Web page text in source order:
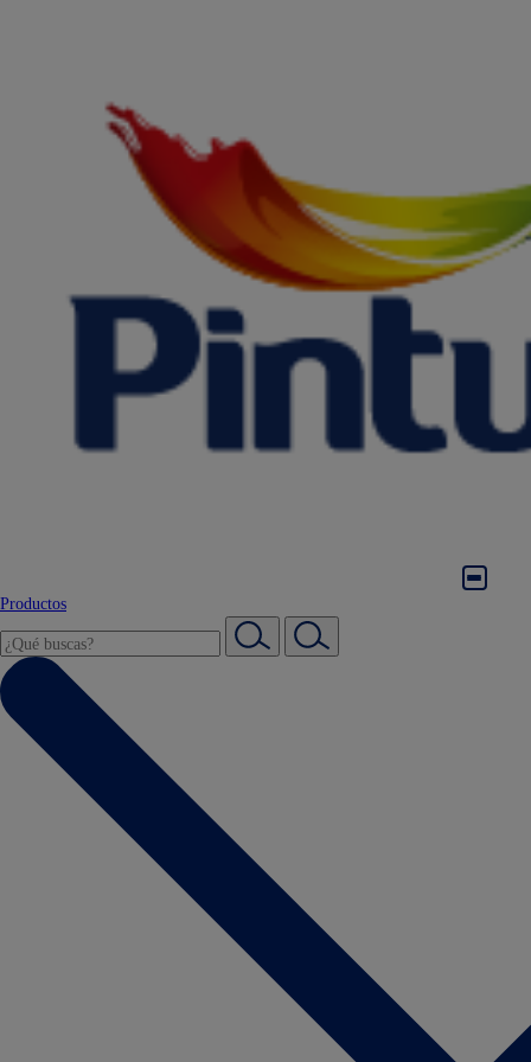
Productos